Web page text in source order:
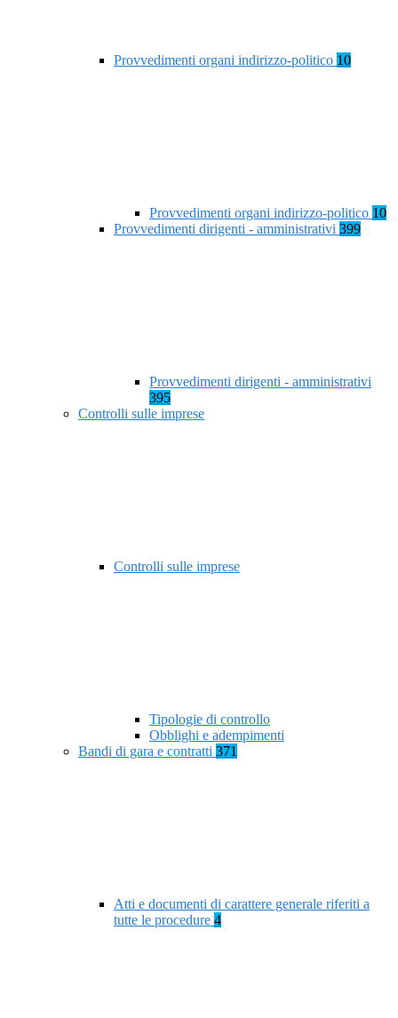
Provvedimenti organi indirizzo-politico 10
Provvedimenti organi indirizzo-politico 10
Provvedimenti dirigenti - amministrativi 399
Provvedimenti dirigenti - amministrativi
395
Controlli sulle imprese
Controlli sulle imprese
Tipologie di controllo
Obblighi e adempimenti
Bandi di gara e contratti 371
Atti e documenti di carattere generale riferiti a
tutte le procedure 4